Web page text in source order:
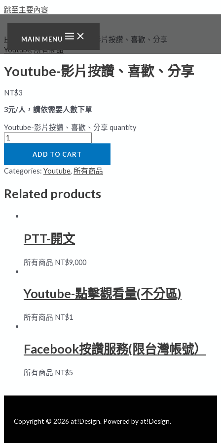
跳至主要內容
MAIN MENU
Home/所有商品/ Youtube-影片按讚、喜歡、分享
Youtube,所有商品
Youtube-影片按讚、喜歡、分享
NT$3
3元/人，請依需要人數下單
Youtube-影片按讚、喜歡、分享 quantity
ADD TO CART
Categories: Youtube, 所有商品
Related products
PTT-開文
所有商品 NT$9,000
Youtube-點擊觀看量(不分區)
所有商品 NT$1
Facebook按讚服務(限台灣帳號）
所有商品 NT$5
Copyright © 2026 at!Design. Powered by at!Design.